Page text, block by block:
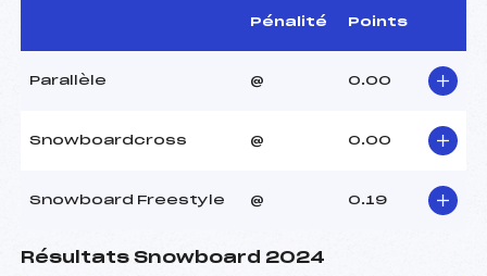
Pénalité Points
Parallèle @ 0.00
Snowboardcross @ 0.00
Snowboard Freestyle @ 0.19
Résultats Snowboard 2024